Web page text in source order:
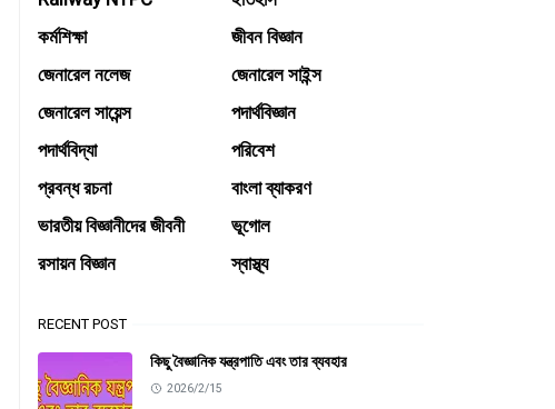
কর্মশিক্ষা
জীবন বিজ্ঞান
জেনারেল নলেজ
জেনারেল সাইন্স
জেনারেল সায়েন্স
পদার্থবিজ্ঞান
পদার্থবিদ্যা
পরিবেশ
প্রবন্ধ রচনা
বাংলা ব্যাকরণ
ভারতীয় বিজ্ঞানীদের জীবনী
ভূগোল
রসায়ন বিজ্ঞান
স্বাস্থ্য
RECENT POST
কিছু বৈজ্ঞানিক যন্ত্রপাতি এবং তার ব্যবহার
2026/2/15